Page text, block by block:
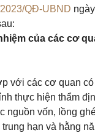
QĐ-UBND
của các cơ
với các cơ quan
thực hiện thẩm
nguồn vốn, lồng
hạn và hằng